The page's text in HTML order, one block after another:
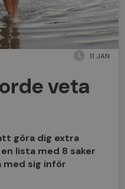
11 JAN
veta
göra dig extra
lista med 8 saker
med sig inför